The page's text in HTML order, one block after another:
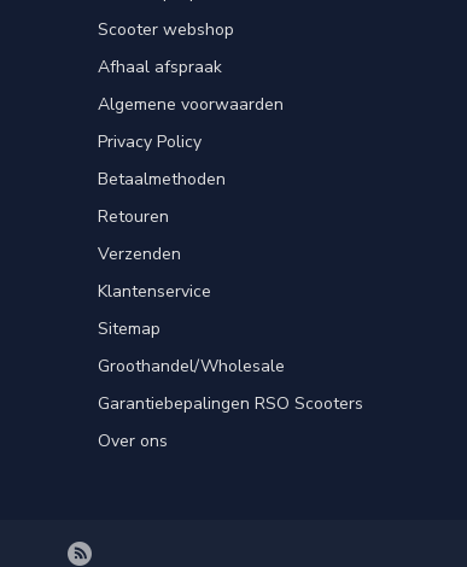
Scooter webshop
Afhaal afspraak
Algemene voorwaarden
Privacy Policy
Betaalmethoden
Retouren
Verzenden
Klantenservice
Sitemap
Groothandel/Wholesale
Garantiebepalingen RSO Scooters
Over ons